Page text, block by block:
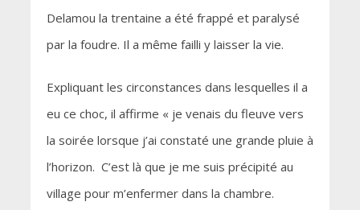
Delamou la trentaine a été frappé et paralysé
par la foudre. Il a même failli y laisser la vie.
Expliquant les circonstances dans lesquelles il a
eu ce choc, il affirme « je venais du fleuve vers
la soirée lorsque j’ai constaté une grande pluie à
l’horizon. C’est là que je me suis précipité au
village pour m’enfermer dans la chambre.